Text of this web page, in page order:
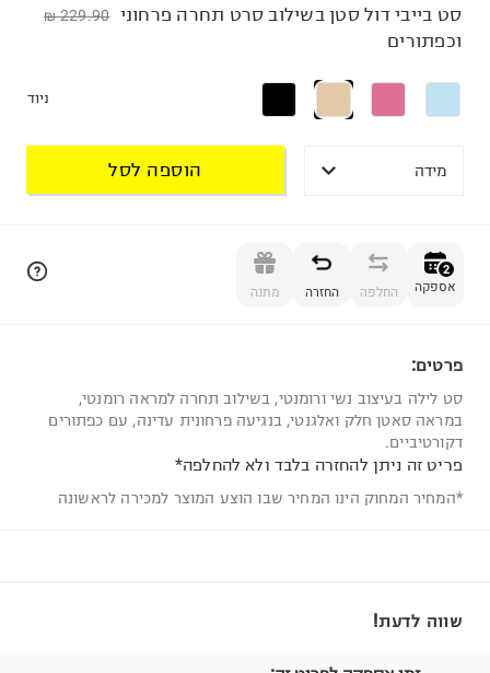
229.90 ₪ סט בייבי דול סטן בשילוב סרט תחרה פרחוני
וכפתורים
ניוד
מידה הוספה לסל
2
אספקה החלפה החזרה מתנה
פרטים:
סט לילה בעיצוב נשי ורומנטי, בשילוב תחרה למראה רומנטי,
במראה סאטן חלק ואלגנטי, בנגיעה פרחונית עדינה, עם כפתורים
דקורטיביים.
פריט זה ניתן להחזרה בלבד ולא להחלפה*
*המחיר המחוק הינו המחיר שבו הוצע המוצר למכירה לראשונה
שווה לדעת!